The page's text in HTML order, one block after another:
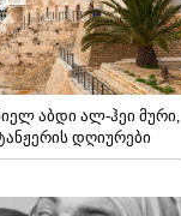
აბდი ალ-ჰეი მური,
დღიურები